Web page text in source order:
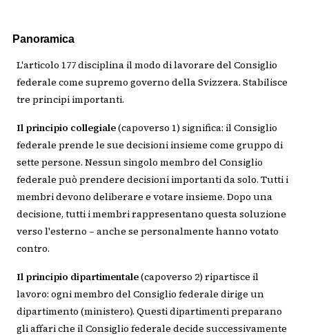
Panoramica
L'articolo 177 disciplina il modo di lavorare del Consiglio
federale come supremo governo della Svizzera. Stabilisce
tre principi importanti.
Il principio collegiale(capoverso 1) significa: il Consiglio
federale prende le sue decisioni insieme come gruppo di
sette persone. Nessun singolo membro del Consiglio
federale può prendere decisioni importanti da solo. Tutti i
membri devono deliberare e votare insieme. Dopo una
decisione, tutti i membri rappresentano questa soluzione
verso l'esterno – anche se personalmente hanno votato
contro.
Il principio dipartimentale(capoverso 2) ripartisce il
lavoro: ogni membro del Consiglio federale dirige un
dipartimento (ministero). Questi dipartimenti preparano
gli affari che il Consiglio federale decide successivamente